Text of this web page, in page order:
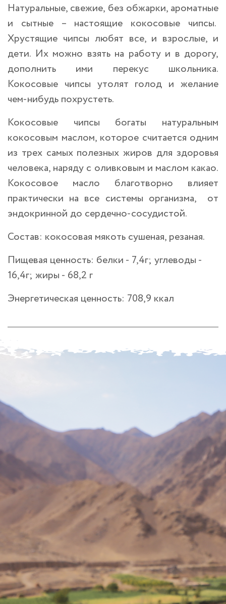
Натуральные, свежие, без обжарки, ароматные
и сытные – настоящие кокосовые чипсы.
Хрустящие чипсы любят все, и взрослые, и
дети. Их можно взять на работу и в дорогу,
дополнить ими перекус школьника.
Кокосовые чипсы утолят голод и желание
чем-нибудь похрустеть.
Кокосовые чипсы богаты натуральным
кокосовым маслом, которое считается одним
из трех самых полезных жиров для здоровья
человека, наряду с оливковым и маслом какао.
Кокосовое масло благотворно влияет
практически на все системы организма, от
эндокринной до сердечно-сосудистой.
Состав: кокосовая мякоть сушеная, резаная.
Пищевая ценность: белки - 7,4г; углеводы -
16,4г; жиры - 68,2 г
Энергетическая ценность: 708,9 ккал